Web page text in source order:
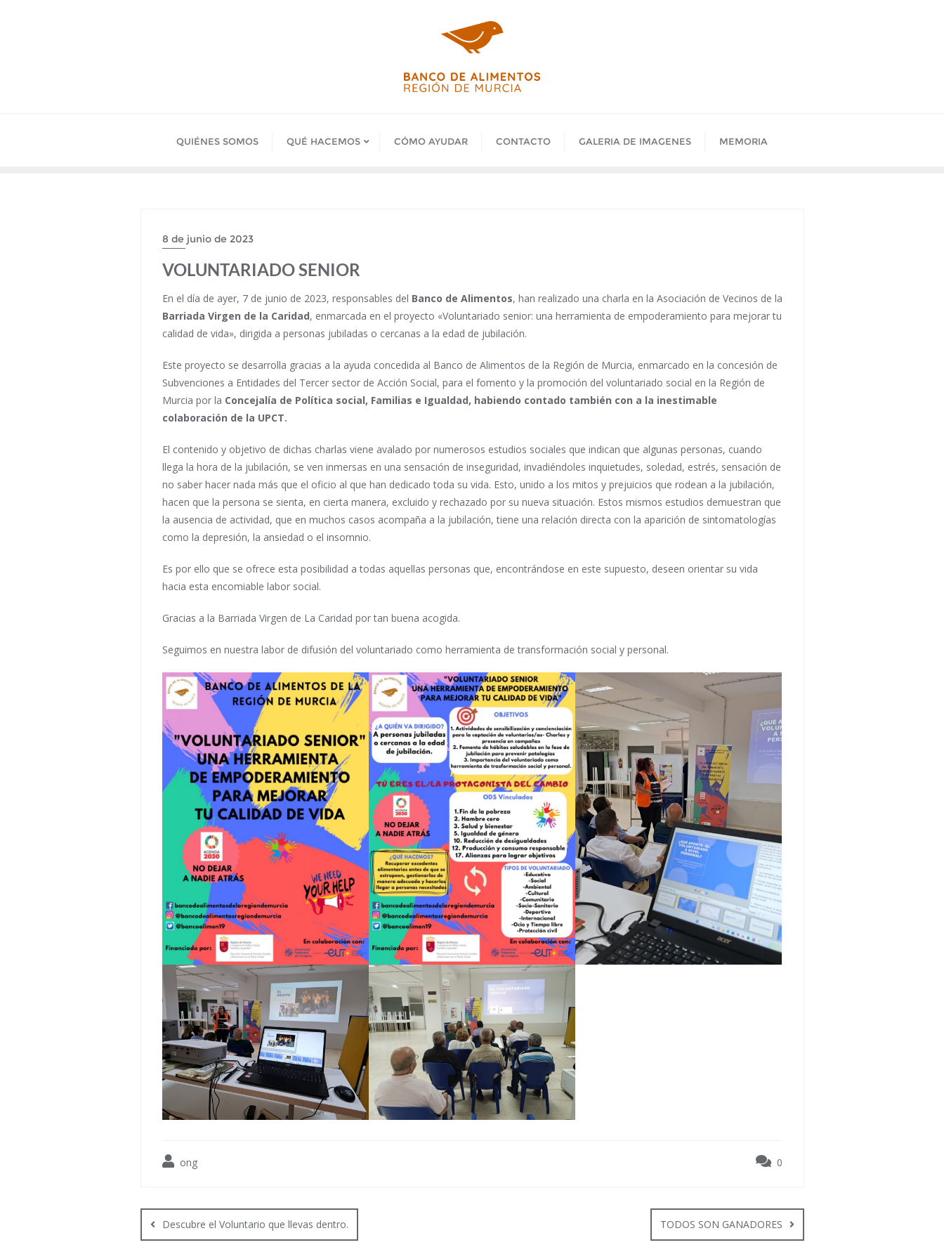
QUIÉNES SOMOS QUÉ HACEMOS CÓMO AYUDAR CONTACTO GALERIA DE IMAGENES MEMORIA
8 de junio de 2023
VOLUNTARIADO SENIOR
En el día de ayer, 7 de junio de 2023, responsables del Banco de Alimentos, han realizado una charla en la Asociación de Vecinos de la
Barriada Virgen de la Caridad, enmarcada en el proyecto «Voluntariado senior: una herramienta de empoderamiento para mejorar tu
calidad de vida», dirigida a personas jubiladas o cercanas a la edad de jubilación.
Este proyecto se desarrolla gracias a la ayuda concedida al Banco de Alimentos de la Región de Murcia, enmarcado en la concesión de
Subvenciones a Entidades del Tercer sector de Acción Social, para el fomento y la promoción del voluntariado social en la Región de
Murcia por la Concejalía de Política social, Familias e Igualdad, habiendo contado también con a la inestimable
colaboración de la UPCT.
El contenido y objetivo de dichas charlas viene avalado por numerosos estudios sociales que indican que algunas personas, cuando
llega la hora de la jubilación, se ven inmersas en una sensación de inseguridad, invadiéndoles inquietudes, soledad, estrés, sensación de
no saber hacer nada más que el oficio al que han dedicado toda su vida. Esto, unido a los mitos y prejuicios que rodean a la jubilación,
hacen que la persona se sienta, en cierta manera, excluido y rechazado por su nueva situación. Estos mismos estudios demuestran que
la ausencia de actividad, que en muchos casos acompaña a la jubilación, tiene una relación directa con la aparición de sintomatologías
como la depresión, la ansiedad o el insomnio.
Es por ello que se ofrece esta posibilidad a todas aquellas personas que, encontrándose en este supuesto, deseen orientar su vida
hacia esta encomiable labor social.
Gracias a la Barriada Virgen de La Caridad por tan buena acogida.
Seguimos en nuestra labor de difusión del voluntariado como herramienta de transformación social y personal.
ong 0
Navegación
deDescubre el Voluntario que llevas dentro. TODOS SON GANADORES